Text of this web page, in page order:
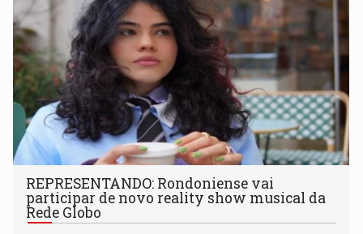
REPRESENTANDO: Rondoniense vai
participar de novo reality show musical da
Rede Globo